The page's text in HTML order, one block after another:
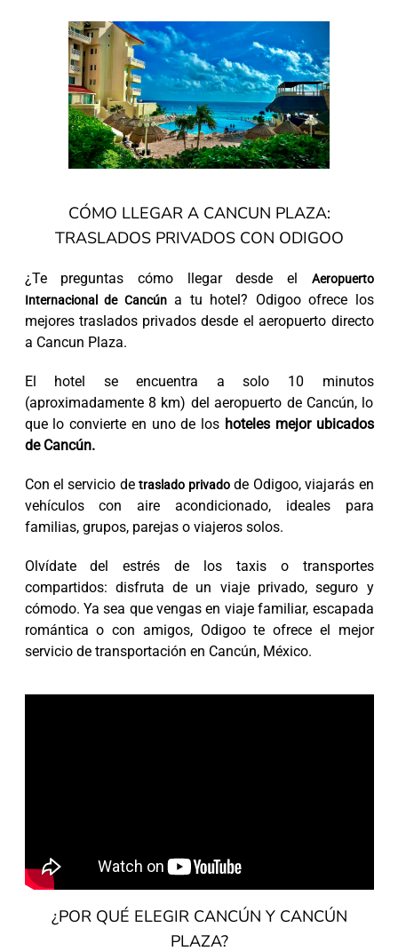
CÓMO LLEGAR A CANCUN PLAZA:
TRASLADOS PRIVADOS CON ODIGOO
¿Te preguntas cómo llegar desde el
Aeropuerto
Internacional de Cancúna tu hotel? Odigoo ofrece los
mejores traslados privados desde el aeropuerto directo
a Cancun Plaza.
El hotel se encuentra a solo 10 minutos
(aproximadamente 8 km) del aeropuerto de Cancún, lo
que lo convierte en uno de los hoteles mejor ubicados
de Cancún.
Con el servicio detraslado privadode Odigoo, viajarás en
vehículos con aire acondicionado, ideales para
familias, grupos, parejas o viajeros solos.
Olvídate del estrés de los taxis o transportes
compartidos: disfruta de un viaje privado, seguro y
cómodo. Ya sea que vengas en viaje familiar, escapada
romántica o con amigos, Odigoo te ofrece el mejor
servicio de transportación en Cancún, México.
¿POR QUÉ ELEGIR CANCÚN Y CANCÚN
PLAZA?